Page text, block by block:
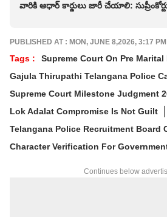
వారికి ఆధార్ కార్డులు జారీ చేయాలి:
PUBLISHED AT : MON, JUNE 8,2026, 3:17
Tags :
Supreme Court On Pre
Gajula Thirupathi Telangana Police
Supreme Court Milestone Judgment
Lok Adalat Compromise Is Not Guilt
Telangana Police Recruitment Board
Character Verification For
Continues below